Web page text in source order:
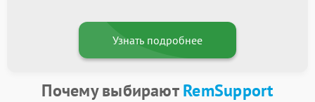
Узнать подробнее
Почему выбираютRemSupport